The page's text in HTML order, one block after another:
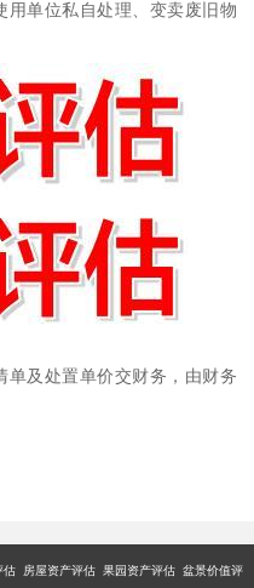
用单位私自处理、变卖废旧物
单及处置单价交财务，由财务
房屋资产评估 果园资产评估 盆景价值评